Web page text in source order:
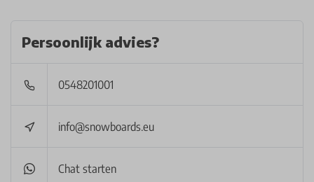
Persoonlijk advies?
0548201001
info@snowboards.eu
Chat starten